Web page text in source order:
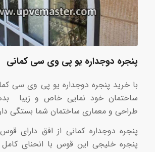
پنجره دوجداره یو پی وی سی کمانی
با خرید پنجره دوجداره یو پی وی سی
ساختمان خود نمایی خاص و زیبا
طراحی و معماری ساختمان شما بستگی
پنجره دوجداره کمانی از افق دارای
پنجره خلیجی این قوس با انحنای